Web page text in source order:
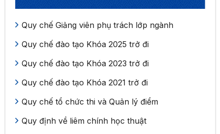
Quy chế Giảng viên phụ trách lớp ngành
Quy chế đào tạo Khóa 2025 trở đi
Quy chế đào tạo Khóa 2023 trở đi
Quy chế đào tạo Khóa 2021 trở đi
Quy chế tổ chức thi và Quản lý điểm
Quy định về liêm chính học thuật